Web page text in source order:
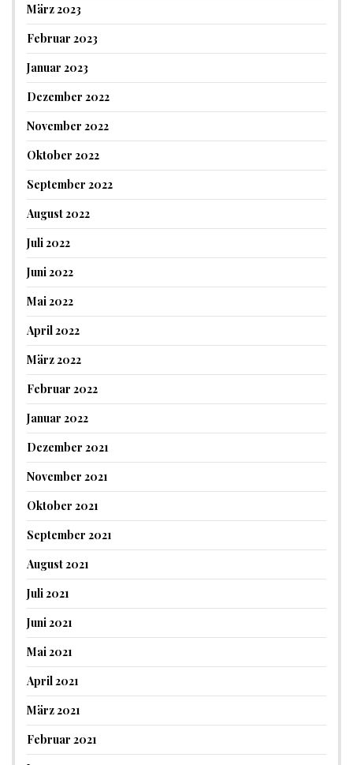
März 2023
Februar 2023
Januar 2023
Dezember 2022
November 2022
Oktober 2022
September 2022
August 2022
Juli 2022
Juni 2022
Mai 2022
April 2022
März 2022
Februar 2022
Januar 2022
Dezember 2021
November 2021
Oktober 2021
September 2021
August 2021
Juli 2021
Juni 2021
Mai 2021
April 2021
März 2021
Februar 2021